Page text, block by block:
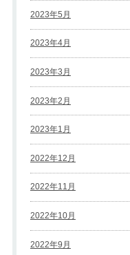
2023年5月
2023年4月
2023年3月
2023年2月
2023年1月
2022年12月
2022年11月
2022年10月
2022年9月